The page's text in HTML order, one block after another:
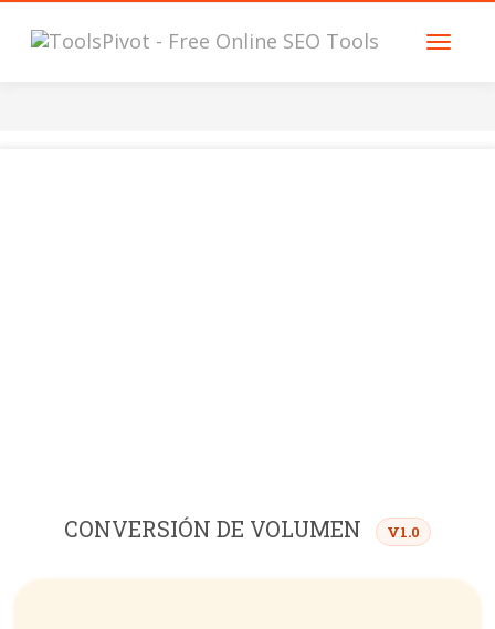
CONVERSIÓN DE VOLUMEN V1.0